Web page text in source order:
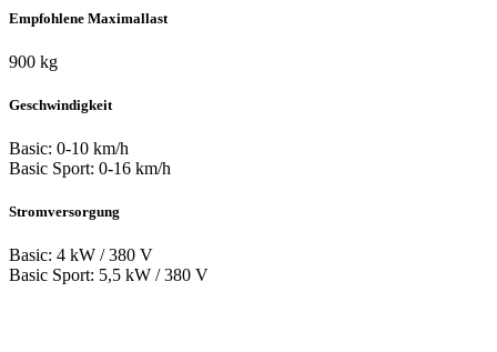
Empfohlene Maximallast
900 kg
Geschwindigkeit
Basic: 0-10 km/h
Basic Sport: 0-16 km/h
Stromversorgung
Basic: 4 kW / 380 V
Basic Sport: 5,5 kW / 380 V